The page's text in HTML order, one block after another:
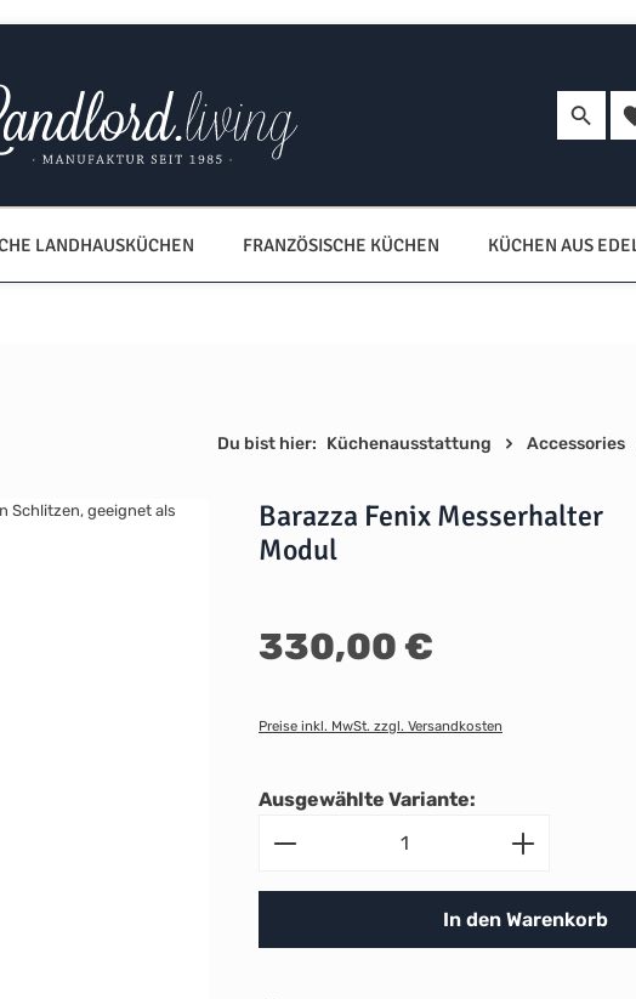
LANDHAUSKÜCHEN FRANZÖSISCHE KÜCHEN KÜCHEN AUS
Du bist hier: Küchenausstattung Accessories
Barazza Fenix Messerhalter
Modul
Regulärer Preis:
330,00 €
Preise inkl. MwSt. zzgl. Versandkosten
Ausgewählte Variante:
Produkt Anzahl: Gib den
In den Warenkorb